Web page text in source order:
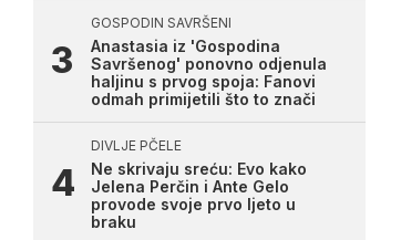
GOSPODIN SAVRŠENI
Anastasia iz 'Gospodina
Savršenog' ponovno odjenula
haljinu s prvog spoja: Fanovi
odmah primijetili što to znači
DIVLJE PČELE
Ne skrivaju sreću: Evo kako
Jelena Perčin i Ante Gelo
provode svoje prvo ljeto u
braku